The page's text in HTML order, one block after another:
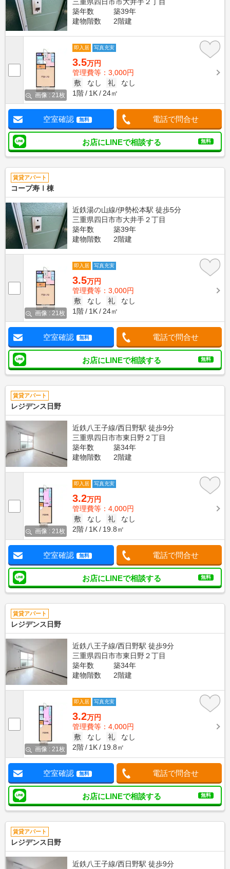
築年数
築39年
建物階数
2階建
画像 : 21枚
即入居 写真充実
3.5万円
管理費等：3,000円
敷
なし 礼
なし
1階
1K 24㎡
空室確認 無料 電話で問合せ
お店にLINEで相談する 無料
賃貸アパート
コープ寿Ⅰ棟
近鉄湯の山線/伊勢松本駅 徒歩5分
三重県四日市市大井手２丁目
築年数
築39年
建物階数
2階建
画像 : 21枚
即入居 写真充実
3.5万円
管理費等：3,000円
敷
なし 礼
なし
1階
1K 24㎡
空室確認 無料 電話で問合せ
お店にLINEで相談する 無料
賃貸アパート
レジデンス日野
近鉄八王子線/西日野駅 徒歩9分
三重県四日市市東日野２丁目
築年数
築34年
建物階数
2階建
画像 : 21枚
即入居 写真充実
3.2万円
管理費等：4,000円
敷
なし 礼
なし
2階
1K 19.8㎡
空室確認 無料 電話で問合せ
お店にLINEで相談する 無料
賃貸アパート
レジデンス日野
近鉄八王子線/西日野駅 徒歩9分
三重県四日市市東日野２丁目
築年数
築34年
建物階数
2階建
画像 : 21枚
即入居 写真充実
3.2万円
管理費等：4,000円
敷
なし 礼
なし
2階
1K 19.8㎡
空室確認 無料 電話で問合せ
お店にLINEで相談する 無料
賃貸アパート
レジデンス日野
近鉄八王子線/西日野駅 徒歩9分